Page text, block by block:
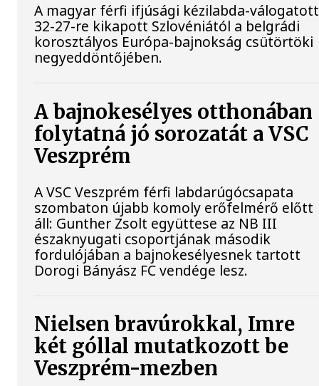
A magyar férfi ifjúsági kézilabda-válogatott
32-27-re kikapott Szlovéniától a belgrádi
korosztályos Európa-bajnokság csütörtöki
negyeddöntőjében.
A bajnokesélyes otthonában
folytatná jó sorozatát a VSC
Veszprém
A VSC Veszprém férfi labdarúgócsapata
szombaton újabb komoly erőfelmérő előtt
áll: Gunther Zsolt együttese az NB III
északnyugati csoportjának második
fordulójában a bajnokesélyesnek tartott
Dorogi Bányász FC vendége lesz.
Nielsen bravúrokkal, Imre
két góllal mutatkozott be
Veszprém-mezben